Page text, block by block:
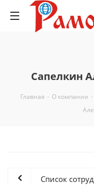
Сапелкин
Главная - О компании -
Список